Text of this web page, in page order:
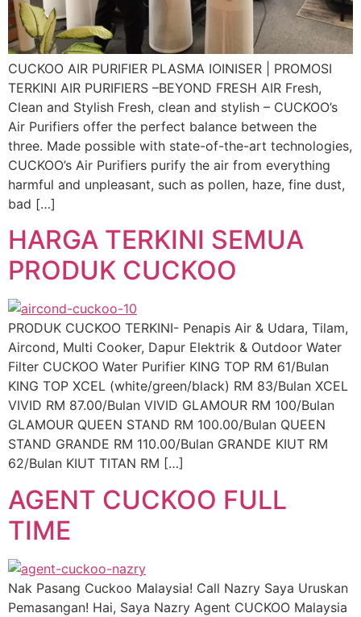
CUCKOO AIR PURIFIER PLASMA IOINISER | PROMOSI
TERKINI AIR PURIFIERS –BEYOND FRESH AIR Fresh,
Clean and Stylish Fresh, clean and stylish – CUCKOO’s
Air Purifiers offer the perfect balance between the
three. Made possible with state-of-the-art technologies,
CUCKOO’s Air Purifiers purify the air from everything
harmful and unpleasant, such as pollen, haze, fine dust,
bad […]
HARGA TERKINI SEMUA
PRODUK CUCKOO
PRODUK CUCKOO TERKINI- Penapis Air & Udara, Tilam,
Aircond, Multi Cooker, Dapur Elektrik & Outdoor Water
Filter CUCKOO Water Purifier KING TOP RM 61/Bulan
KING TOP XCEL (white/green/black) RM 83/Bulan XCEL
VIVID RM 87.00/Bulan VIVID GLAMOUR RM 100/Bulan
GLAMOUR QUEEN STAND RM 100.00/Bulan QUEEN
STAND GRANDE RM 110.00/Bulan GRANDE KIUT RM
62/Bulan KIUT TITAN RM […]
AGENT CUCKOO FULL
TIME
Nak Pasang Cuckoo Malaysia! Call Nazry Saya Uruskan
Pemasangan! Hai, Saya Nazry Agent CUCKOO Malaysia